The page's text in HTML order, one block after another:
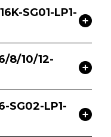
SG01-LP1-
8/10/12-
SG02-LP1-